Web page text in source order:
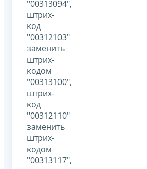
"00313094",
штрих-
код
"00312103"
заменить
штрих-
кодом
"00313100",
штрих-
код
"00312110"
заменить
штрих-
кодом
"00313117",